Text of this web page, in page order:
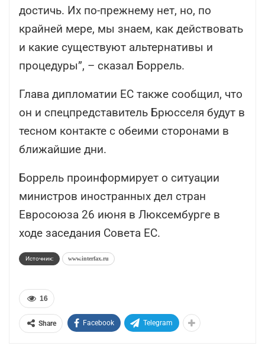
достичь. Их по-прежнему нет, но, по
крайней мере, мы знаем, как действовать
и какие существуют альтернативы и
процедуры”, – сказал Боррель.
Глава дипломатии ЕС также сообщил, что
он и спецпредставитель Брюсселя будут в
тесном контакте с обеими сторонами в
ближайшие дни.
Боррель проинформирует о ситуации
министров иностранных дел стран
Евросоюза 26 июня в Люксембурге в
ходе заседания Совета ЕС.
Источник: www.interfax.ru
16
Share Facebook Telegram